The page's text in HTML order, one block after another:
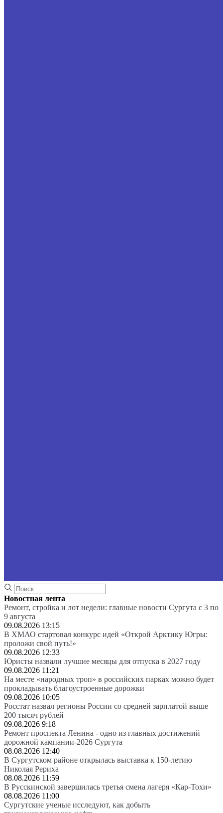
Новостная лента
Ремонт, стройка и лот недели: главные новости Сургута с 3 по
9 августа
09.08.2026 13:15
В ХМАО стартовал конкурс идей «Открой Арктику Югры:
проложи свой путь!»
09.08.2026 12:33
Юристы назвали лучшие месяцы для отпуска в 2027 году
09.08.2026 11:21
На месте «народных троп» в российских парках можно будет
прокладывать благоустроенные дорожки
09.08.2026 10:05
Росстат назвал регионы России со средней зарплатой выше
200 тысяч рублей
09.08.2026 9:18
Ремонт проспекта Ленина - одно из главных достижений
дорожной кампании-2026 Сургута
08.08.2026 12:40
В Сургутском районе открылась выставка к 150-летию
Николая Рериха
08.08.2026 11:59
В Русскинской завершилась третья смена лагеря «Кар-Тохи»
08.08.2026 11:00
Сургутские ученые исследуют, как добыть